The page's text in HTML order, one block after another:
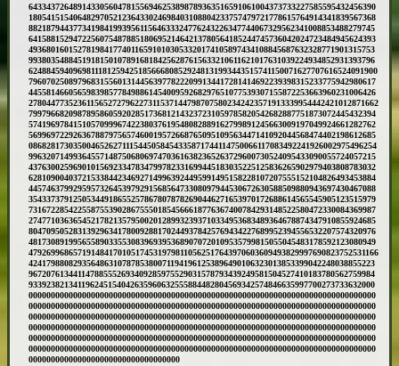
643343726489143305604781556946253898789363516591061004373733227585595432456390
180541515406482970521236433024698403108804233757479721778615764914341839567368
882187944377341984199395611564633324776243226347744067329562341008853488279745
641588152947225607548788518069521464213780564185244745736042024723484945624393
493680160152781984177401165910103053320174105897434108845687632328771901315753
993803548845191815010789168184256287615633210611621017631039224934852931393796
6248845940969811181259425185666808529248131993443515741150071627707616524091900
796070250897968315560131445639778222099134417281414692239398315233775942980617
445581466056598398577849886145400959268297651077539307155872253663960231006426
2780447735236115652727962273115371447987075802342423571913339954442421012871662
799796682098789586059202851736812143237231059785820542682887751873072445432394
574196978415105709996742238037619548082889162799891245663009197049924661282762
569969722926367887975657460019572668765095109563447141092044568474402198612685
0868281730350046526271115445058454335871744114750066117083492241926002975496254
996320714993645571487506806974703616382365263729600730524095433090055724057215
437630025969010156923347834799782331699445183035225125836265902979403808783032
628109004037215338442346927149963924495991495158228107207555152104826493453884
445746379929595732645397929156856473308097944530672630588509880943697430467088
354337379125053449186552578678078782690446271653970172688614565545905123515979
731672285422558755390286755501854566618776367400784293148522580472330084369987
274771036365452178213579500201289932393710334953683489364678874347910855924685
804709505283139296341780092881702449378425769434227689952394556532207574320976
481730891995655890335530839693953689070720109535799815055045483178592123080949
4792699686571914841701051745319798110562517643970603609493829997690823752531166
424179880829356486310787853800711941961253896490106323013853399042248038855223
967207613441147885552693409285975529031578793439249581504527410183780562759984
933923821341196245154042635960632555884482804569342574846635997700273733632000
000000000000000000000000000000000000000000000000000000000000000000000000000000
000000000000000000000000000000000000000000000000000000000000000000000000000000
000000000000000000000000000000000000000000000000000000000000000000000000000000
000000000000000000000000000000000000000000000000000000000000000000000000000000
000000000000000000000000000000000000000000000000000000000000000000000000000000
000000000000000000000000000000000000000000000000000000000000000000000000000000
0000000000000000000000000000000000